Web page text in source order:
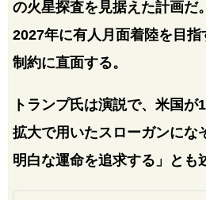
の火星探査を見据えた計画だ
2027年に有人月面着陸を目
制約に直面する。
トランプ氏は演説で、米国
拡大で用いたスローガンにな
明白な運命を追求する」とも